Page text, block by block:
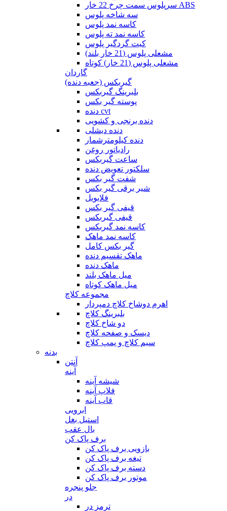
سرپلوس سمت چرخ 22 خار ABS
سه شاخه پلوس
کاسه نمد پلوس
کاسه نمد ته پلوس
کیت گردگیر پلوس
مشعلی پلوس (21 خار بلند)
مشعلی پلوس (21 خار) کوتاه
گاردان
گیربکس (جعبه دنده)
بلبرینگ گیربکس
پوسته گیر بکس
دنده cvt
دنده برنجی و کشویی
دنده دیشلی
دنده کیلومترشمار
رادیاتور روغن
ساعت گیربکس
سلکتور تعویض دنده
شفت گیر بکس
شیر برقی گیر بکس
فلایویل
قیفی گیر بکس
قیفی گیربکس
کاسه نمد گیربکس
کاسه نمد ماهک
گیر بکس کامل
ماهک تقسیم دنده
ماهک دنده
میل ماهک بلند
میل ماهک کوتاه
مجموعه کلاچ
اهرم دوشاخ کلاچ دمپردار
بلبرینگ کلاچ
دو شاخ کلاچ
دیسک و صفحه کلاچ
سیم کلاچ و پمپ کلاچ
بدنه
آنتن
آینه
شیشه آینه
فلاپ آینه
قاب آینه
ابرویی
استیل بغل
بال عقب
برف پاک کن
بازویی برف پاک کن
تیغه برف پاک کن
دسته برف پاک کن
موتور برف پاک کن
جلو پنجره
در
ترمز در